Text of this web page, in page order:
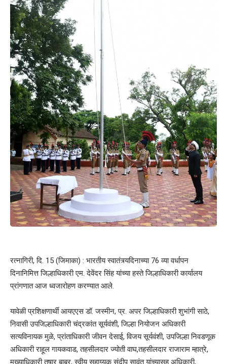
रत्नागिरी, दि. 15 (जिमाका) : भारतीय स्वातंत्र्यदिनाच्या 76 व्या वर्धापन
दिनानिमित्त जिल्हाधिकारी एम. देवेंदर सिंह यांच्या हस्ते जिल्हाधिकारी कार्यालय
प्रांगणात आज ध्वजारोहण करण्यात आले.
यावेळी प्रशिक्षणार्थी आयएएस डॉ. जस्मीन, प्र. अपर जिल्हाधिकारी शुभांगी साठे,
निवासी उपजिल्हाधिकारी चंद्रकांत सूर्यवंशी, जिल्हा नियोजन अधिकारी
सत्यविनायक मुळे, प्रांताधिकारी जीवन देसाई, विजय सूर्यवंशी, उपजिल्हा निवडणूक
अधिकारी राहूल गायकवाड, तहसीलदार ज्योती वाघ,तहसीलदार राजाराम म्हात्रे,
मुख्याधिकारी तुषार बाबर, स्वीय सहाय्यक संदीप सावंत यांच्यासह अधिकारी,